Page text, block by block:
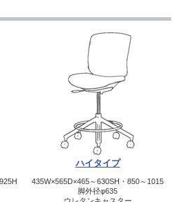
ハイタイプ
435W×565D×465～630SH・850～1015
脚外径φ635